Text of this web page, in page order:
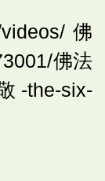
videos/佛
佛法
the-six-